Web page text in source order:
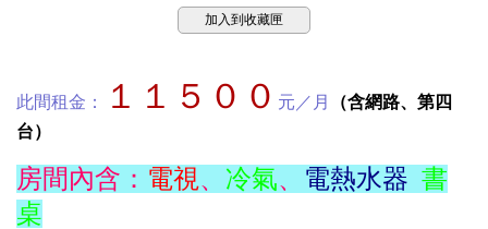
加入到收藏匣
此間租金： １１５００ 元／月
（含網路、第四
台）
房間內含： 電視、 冷氣、 電熱水器 書
桌